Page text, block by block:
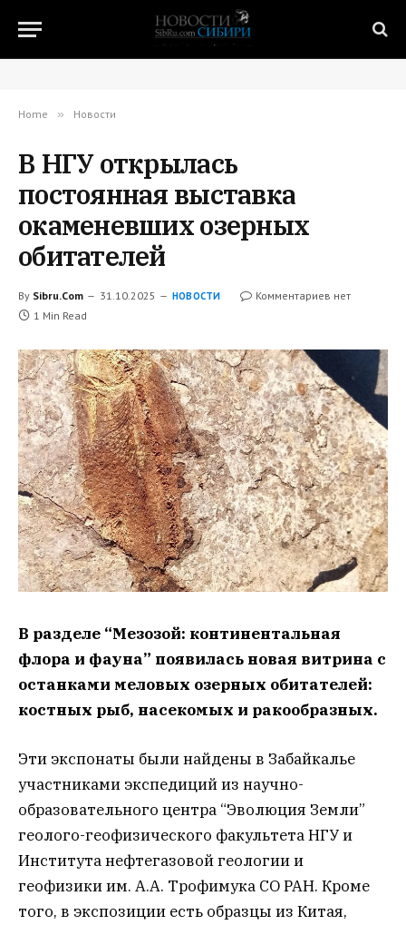
Home » Новости
В НГУ открылась
постоянная выставка
окаменевших озерных
обитателей
By Sibru.Com 31.10.2025 НОВОСТИ
Комментариев нет
1 Min Read
В разделе “Мезозой: континентальная
флора и фауна” появилась новая витрина с
останками меловых озерных обитателей:
костных рыб, насекомых и ракообразных.
Эти экспонаты были найдены в Забайкалье
участниками экспедиций из научно-
образовательного центра “Эволюция Земли”
геолого-геофизического факультета НГУ и
Института нефтегазовой геологии и
геофизики им. А.А. Трофимука СО РАН. Кроме
того, в экспозиции есть образцы из Китая,